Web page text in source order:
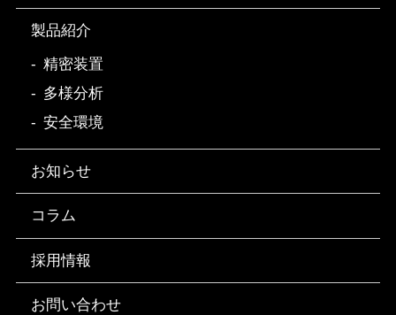
製品紹介
精密装置
多様分析
安全環境
お知らせ
コラム
採用情報
お問い合わせ